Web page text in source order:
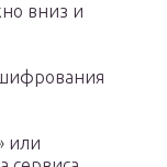
вниз и
или